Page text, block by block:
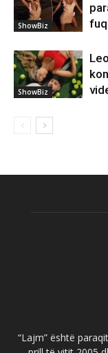
ShowBiz
ShowBiz
“Lajm” është